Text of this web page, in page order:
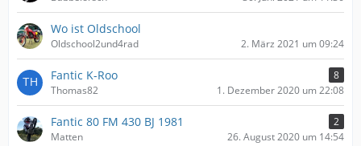
Wo ist Oldschool
Oldschool2und4rad 2. März 2021 um 09:24
Fantic K-Roo
8
Thomas82
1. Dezember 2020 um 22:08
Fantic 80 FM 430 BJ 1981
2
Matten
26. August 2020 um 14:54